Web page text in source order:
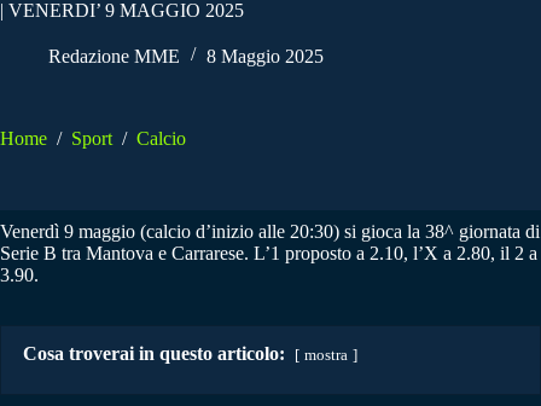
| VENERDI’ 9 MAGGIO 2025
Redazione MME 8 Maggio 2025
Home / Sport / Calcio
Venerdì 9 maggio (calcio d’inizio alle 20:30) si gioca la 38^ giornata di
Serie B tra Mantova e Carrarese. L’1 proposto a 2.10, l’X a 2.80, il 2 a
3.90.
Cosa troverai in questo articolo: mostra